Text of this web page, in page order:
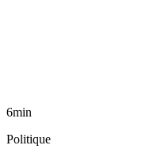
6min
Politique